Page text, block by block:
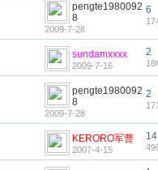
pengte1980092
8
2009-7-28
6
sundamxxxx
2009-7-16
2
pengte1980092
8
2009-7-28
2
KERORO军曹
2007-4-15
14